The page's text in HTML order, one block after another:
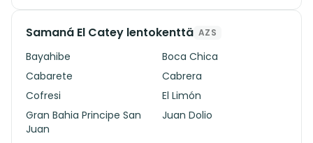
Samaná El Catey lentokenttä AZS
Bayahibe
Boca Chica
Cabarete
Cabrera
Cofresi
El Limón
Gran Bahia Principe San
Juan
Juan Dolio